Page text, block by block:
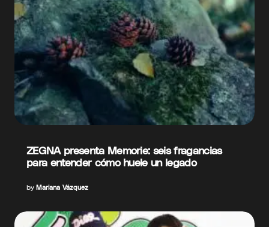
ZEGNA presenta Memorie: seis fragancias
para entender cómo huele un legado
by Mariana Vázquez